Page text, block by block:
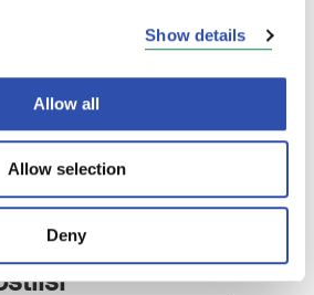
Show details
Allow all
Allow selection
Deny
www.vr.fi